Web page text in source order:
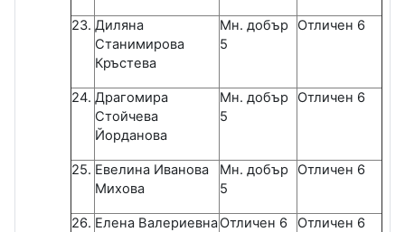
23. Диляна
Станимирова
Кръстева
Мн. добър
5
Отличен 6
24. Драгомира
Стойчева
Йорданова
Мн. добър
5
Отличен 6
25. Евелина Иванова
Михова
Мн. добър
5
Отличен 6
26. Елена ВалериевнаОтличен 6 Отличен 6